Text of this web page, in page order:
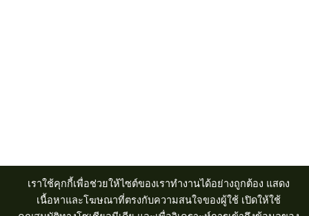
เราใช้คุกกี้เพื่อช่วยให้ไซต์ของเราทำงานได้อย่างถูกต้อง แสดง
เนื้อหาและโฆษณาที่ตรงกับความสนใจของผู้ใช้ เปิดให้ใช้